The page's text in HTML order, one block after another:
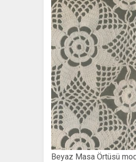
Beyaz Masa Örtüsü